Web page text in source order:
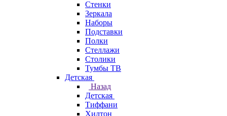
Стенки
Зеркала
Наборы
Подставки
Полки
Стеллажи
Столики
Тумбы ТВ
Детская
Назад
Детская
Тиффани
Хилтон